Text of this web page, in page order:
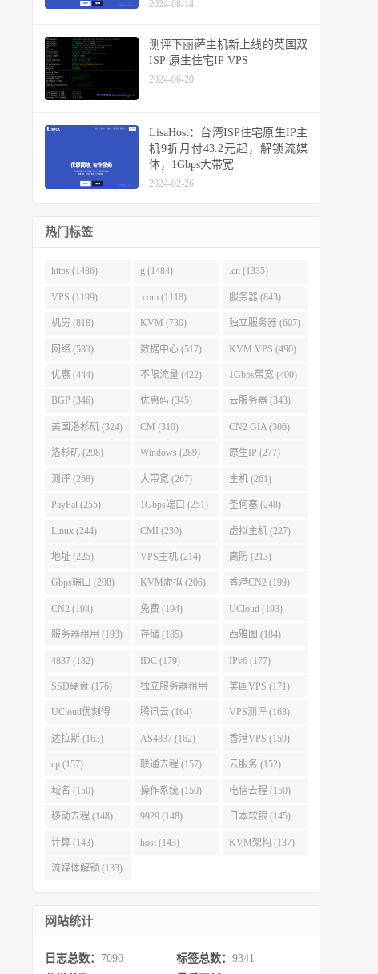
2024-08-14
测评下丽萨主机新上线的英国双
ISP 原生住宅IP VPS
2024-06-20
LisaHost：台湾ISP住宅原生IP主
机9折月付43.2元起，解锁流媒
体，1Gbps大带宽
2024-02-26
热门标签
https (1486) g (1484) .cn (1335)
VPS (1199) .com (1118) 服务器 (843)
机房 (818) KVM (730) 独立服务器 (607)
网络 (533) 数据中心 (517) KVM VPS (490)
优惠 (444) 不限流量 (422) 1Gbps带宽 (400)
BGP (346) 优惠码 (345) 云服务器 (343)
美国洛杉矶 (324) CM (310) CN2 GIA (306)
洛杉矶 (298) Windows (289) 原生IP (277)
测评 (268) 大带宽 (267) 主机 (261)
PayPal (255) 1Gbps端口 (251) 圣何塞 (248)
Linux (244) CMI (230) 虚拟主机 (227)
地址 (225) VPS主机 (214) 高防 (213)
Gbps端口 (208) KVM虚拟 (206) 香港CN2 (199)
CN2 (194) 免费 (194) UCloud (193)
服务器租用 (193) 存储 (185) 西雅图 (184)
4837 (182) IDC (179) IPv6 (177)
SSD硬盘 (176) 独立服务器租用
(175)
美国VPS (171)
UCloud优刻得
(168)
腾讯云 (164) VPS测评 (163)
达拉斯 (163) AS4837 (162) 香港VPS (159)
cp (157) 联通去程 (157) 云服务 (152)
域名 (150) 操作系统 (150) 电信去程 (150)
移动去程 (148) 9929 (148) 日本软银 (145)
计算 (143) host (143) KVM架构 (137)
流媒体解锁 (133)
网站统计
日志总数： 7090 标签总数： 9341